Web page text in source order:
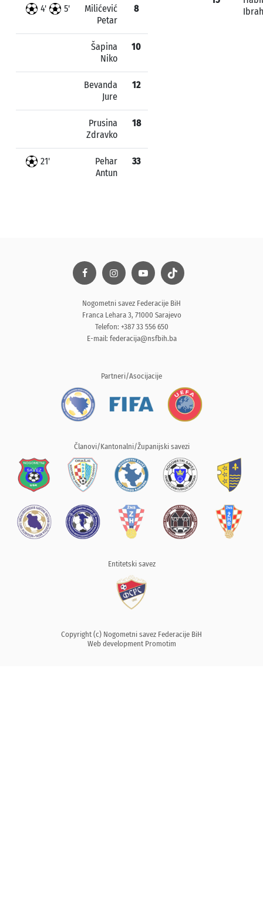
4' 5'
Milićević
Petar
8
Šapina
Niko
10
Bevanda
Jure
12
Prusina
Zdravko
18
21'
Pehar
Antun
33
Nogometni savez Federacije BiH
Franca Lehara 3, 71000 Sarajevo
Telefon: +387 33 556 650
E-mail: federacija@nsfbih.ba
Partneri/Asocijacije
Članovi/Kantonalni/Županijski savezi
Entitetski savez
Copyright (c) Nogometni savez Federacije BiH
Web development Promotim